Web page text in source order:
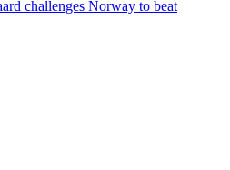
challenges Norway to beat